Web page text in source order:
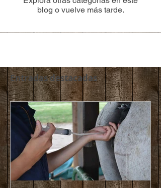
blog o vuelve más tarde.
Entradas destacadas